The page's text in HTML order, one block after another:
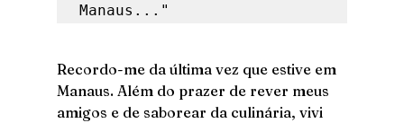
Manaus..."
Recordo-me da última vez que estive em
Manaus. Além do prazer de rever meus
amigos e de saborear da culinária, vivi